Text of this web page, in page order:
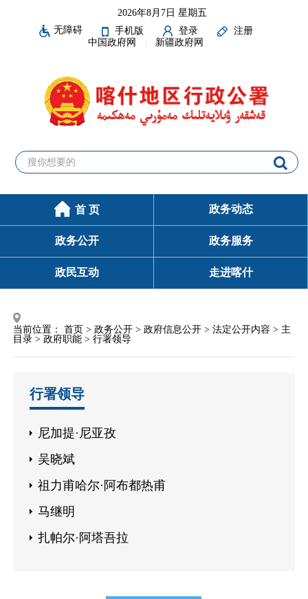
2026年8月7日 星期五
无障碍
手机版 登录
注册
中国政府网
新疆政府网
首 页 政务动态
政务公开 政务服务
政民互动 走进喀什
当前位置： 首页 > 政务公开 > 政府信息公开 > 法定公开内容 > 主
目录 > 政府职能 > 行署领导
行署领导
尼加提·尼亚孜
吴晓斌
祖力甫哈尔·阿布都热甫
马继明
扎帕尔·阿塔吾拉